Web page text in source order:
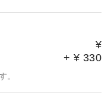
¥
+ ¥ 330
。